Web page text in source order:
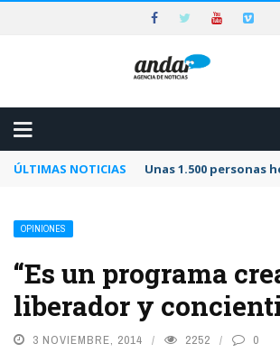
ÚLTIMAS NOTICIAS Unas 1.500 personas
OPINIONES
“Es un programa
liberador y
3 NOVIEMBRE, 2014 2252 0